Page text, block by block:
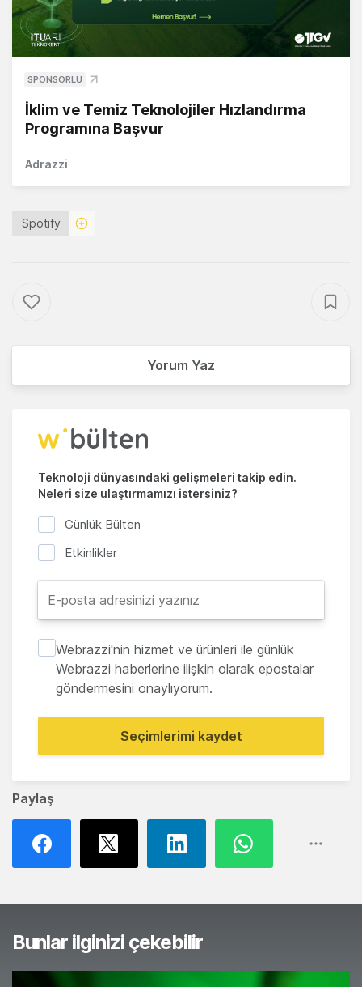
Paylaş
SPONSORLU
İklim ve Temiz Teknolojiler Hızlandırma
Programına Başvur
Adrazzi
Spotify
Yorum Yaz
Teknoloji dünyasındaki gelişmeleri takip edin.
Neleri size ulaştırmamızı istersiniz?
Günlük Bülten
Etkinlikler
Webrazzi'nin hizmet ve ürünleri ile günlük
Webrazzi haberlerine ilişkin olarak epostalar
göndermesini onaylıyorum.
Seçimlerimi kaydet
Bunlar ilginizi çekebilir